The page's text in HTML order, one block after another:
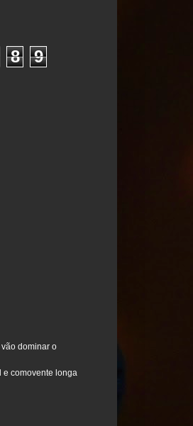
8 9
dominar o
e comovente longa